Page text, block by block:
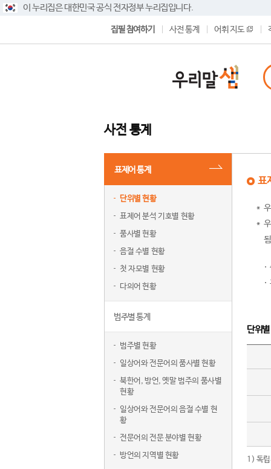
이 누리집은 대한민국 공식 전자정부 누리집입니다.
집필 참여하기 사전 통계 어휘 지도
사전 통계
표제어 통계
단위별 현황
표제어 분석 기호별 현황
품사별 현황
음절 수별 현황
첫 자모별 현황
다의어 현황
범주별 통계
범주별 현황
일상어와 전문어의 품사별 현황
북한어, 방언, 옛말 범주의 품사별
현황
일상어와 전문어의 음절 수별 현
황
전문어의 전문 분야별 현황
방언의 지역별 현황
표
단위
1) 독립